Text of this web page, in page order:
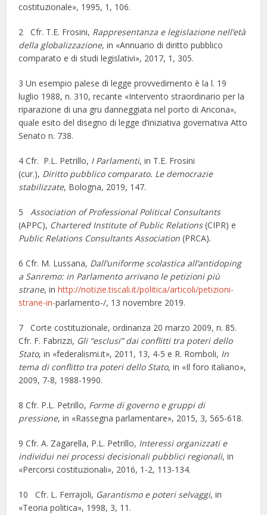
costituzionale», 1995, 1, 106.
2 Cfr. T.E. Frosini, Rappresentanza e legislazione nell’età
della globalizzazione, in «Annuario di diritto pubblico
comparato e di studi legislativi», 2017, 1, 305.
3 Un esempio palese di legge provvedimento è la l. 19
luglio 1988, n. 310, recante «Intervento straordinario per la
riparazione di una gru danneggiata nel porto di Ancona»,
quale esito del disegno di legge d’iniziativa governativa Atto
Senato n. 738.
4 Cfr. P.L. Petrillo, I Parlamenti, in T.E. Frosini
(cur.), Diritto pubblico comparato. Le democrazie
stabilizzate, Bologna, 2019, 147.
5Association of Professional Political Consultants
(APPC), Chartered Institute of Public Relations(CIPR) e
Public Relations Consultants Association(PRCA).
6 Cfr. M. Lussana, Dall’uniforme scolastica all’antidoping
a Sanremo: in Parlamento arrivano le petizioni più
strane, inhttp://notizie.tiscali.it/politica/articoli/petizioni-
strane-in-parlamento-/, 13 novembre 2019.
7 Corte costituzionale, ordinanza 20 marzo 2009, n. 85.
Cfr. F. Fabrizzi, Gli “esclusi” dai conflitti tra poteri dello
Stato, in «federalismi.it», 2011, 13, 4-5 e R. Romboli, In
tema di conflitto tra poteri dello Stato, in «Il foro italiano»,
2009, 7-8, 1988-1990.
8 Cfr. P.L. Petrillo, Forme di governo e gruppi di
pressione, in «Rassegna parlamentare», 2015, 3, 565-618.
9 Cfr. A. Zagarella, P.L. Petrillo, Interessi organizzati e
individui nei processi decisionali pubblici regionali, in
«Percorsi costituzionali», 2016, 1-2, 113-134.
10 Cfr. L. Ferrajoli, Garantismo e poteri selvaggi, in
«Teoria politica», 1998, 3, 11.